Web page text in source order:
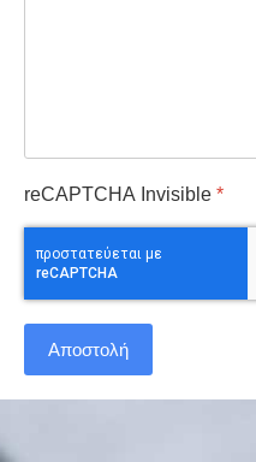
reCAPTCHA Invisible *
Αποστολή